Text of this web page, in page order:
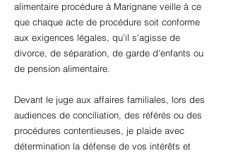
alimentaire procédure à Marignane veille à ce
que chaque acte de procédure soit conforme
aux exigences légales, qu'il s'agisse de
divorce, de séparation, de garde d'enfants ou
de pension alimentaire.
Devant le juge aux affaires familiales, lors des
audiences de conciliation, des référés ou des
procédures contentieuses, je plaide avec
détermination la défense de vos intérêts et